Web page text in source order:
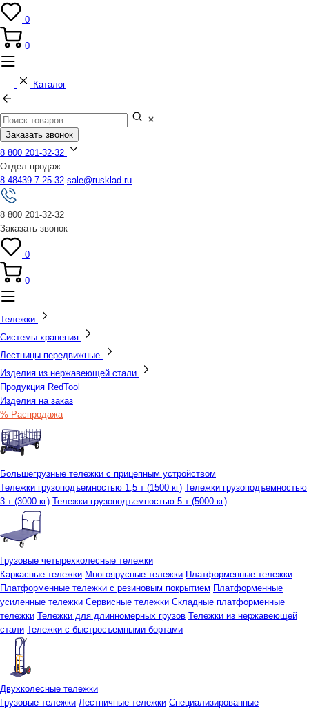
0
0
Каталог
Заказать звонок
8 800 201-32-32
Отдел продаж
8 48439 7-25-32 sale@rusklad.ru
8 800 201-32-32
Заказать звонок
0
0
Тележки
Системы хранения
Лестницы передвижные
Изделия из нержавеющей стали
Продукция RedTool
Изделия на заказ
% Распродажа
Большегрузные тележки с прицепным устройством
Тележки грузоподъемностью 1,5 т (1500 кг) Тележки грузоподъемностью
3 т (3000 кг) Тележки грузоподъемностью 5 т (5000 кг)
Грузовые четырехколесные тележки
Каркасные тележки Многоярусные тележки Платформенные тележки
Платформенные тележки с резиновым покрытием Платформенные
усиленные тележки Сервисные тележки Складные платформенные
тележки Тележки для длинномерных грузов Тележки из нержавеющей
стали Тележки с быстросъемными бортами
Двухколесные тележки
Грузовые тележки Лестничные тележки Специализированные